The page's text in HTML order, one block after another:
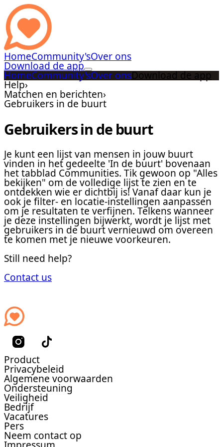
HomeCommunity'sOver ons
Download de app
HomeCommunity'sOver onsDownload de app
Help›
Matchen en berichten›
Gebruikers in de buurt
Gebruikers in de buurt
Je kunt een lijst van mensen in jouw buurt
vinden in het gedeelte 'In de buurt' bovenaan
het tabblad Communities. Tik gewoon op "Alles
bekijken" om de volledige lijst te zien en te
ontdekken wie er dichtbij is! Vanaf daar kun je
ook je filter- en locatie-instellingen aanpassen
om je resultaten te verfijnen. Telkens wanneer
je deze instellingen bijwerkt, wordt je lijst met
gebruikers in de buurt vernieuwd om overeen
te komen met je nieuwe voorkeuren.
Still need help?
Contact us
Product
Privacybeleid
Algemene voorwaarden
Ondersteuning
Veiligheid
Bedrijf
Vacatures
Pers
Neem contact op